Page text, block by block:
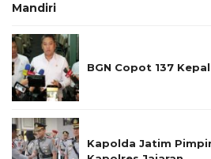
Mandiri
BGN Copot 137
Kapolda Jatim